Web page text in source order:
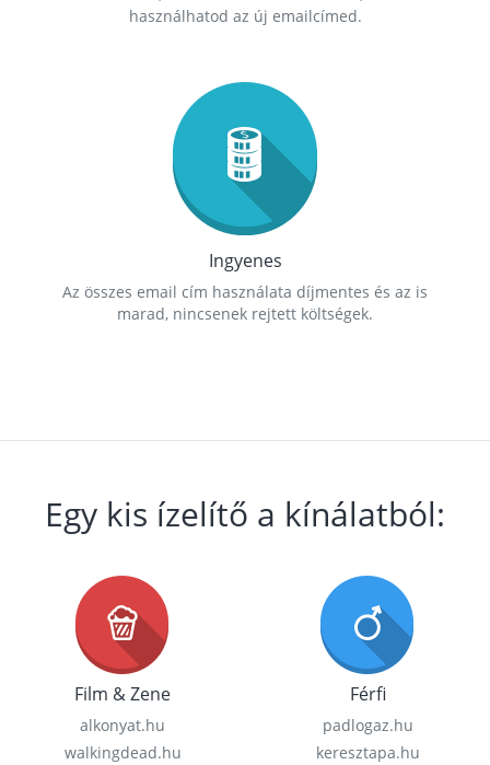
használhatod az új emailcímed.
Ingyenes
Az összes email cím használata díjmentes és az is
marad, nincsenek rejtett költségek.
Egy kis ízelítő a kínálatból:
Film & Zene
alkonyat.hu
walkingdead.hu
Férfi
padlogaz.hu
keresztapa.hu